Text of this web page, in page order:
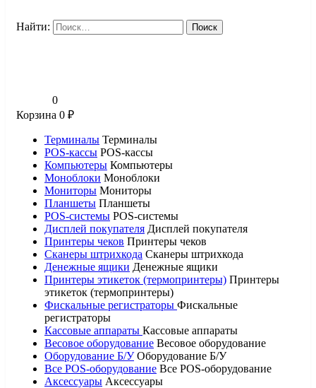
Найти:
0
Корзина 0 ₽
Терминалы Терминалы
POS-кассы POS-кассы
Компьютеры Компьютеры
Моноблоки Моноблоки
Мониторы Мониторы
Планшеты Планшеты
POS-системы POS-системы
Дисплей покупателя Дисплей покупателя
Принтеры чеков Принтеры чеков
Сканеры штрихкода Сканеры штрихкода
Денежные ящики Денежные ящики
Принтеры этикеток (термопринтеры) Принтеры
этикеток (термопринтеры)
Фискальные регистраторы Фискальные
регистраторы
Кассовые аппараты Кассовые аппараты
Весовое оборудование Весовое оборудование
Оборудование Б/У Оборудование Б/У
Все POS-оборудование Все POS-оборудование
Аксессуары Аксессуары